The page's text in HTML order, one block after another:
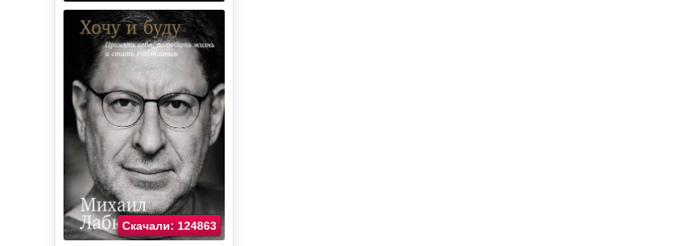
Скачали: 124863